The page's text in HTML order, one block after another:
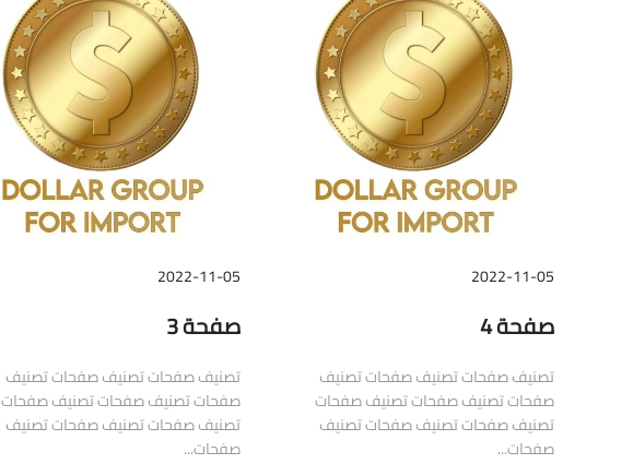
2022-11-05
صفحة 4
تصنيف صفحات تصنيف صفحات تصنيف
صفحات تصنيف صفحات تصنيف صفحات
تصنيف صفحات تصنيف صفحات تصنيف
صفحات...
2022-11-05
صفحة 3
تصنيف صفحات تصنيف صفحات تصنيف
صفحات تصنيف صفحات تصنيف صفحات
تصنيف صفحات تصنيف صفحات تصنيف
صفحات...